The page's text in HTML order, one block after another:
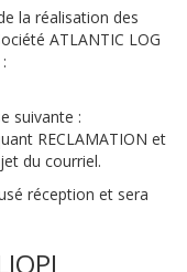
la réalisation des
ATLANTIC LOG
suivante :
RECLAMATION et
du courriel.
réception et sera